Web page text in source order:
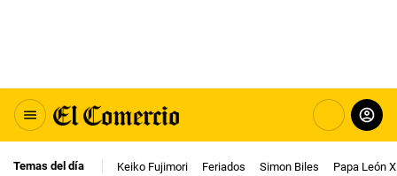
Temas del día Keiko Fujimori Feriados Simon Biles Papa León